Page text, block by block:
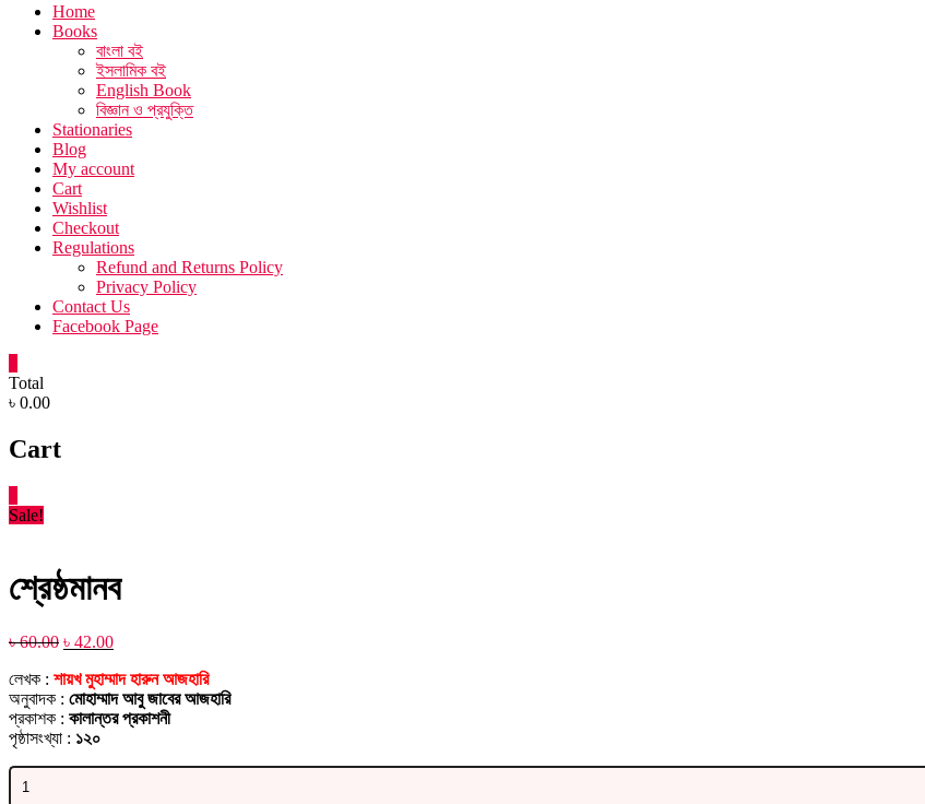
Home
Books
বাংলা বই
ইসলামিক বই
English Book
বিজ্ঞান ও প্রযুক্তি
Stationaries
Blog
My account
Cart
Wishlist
Checkout
Regulations
Refund and Returns Policy
Privacy Policy
Contact Us
Facebook Page
Total
৳ 0.00
Cart
Sale!
শ্রেষ্ঠমানব
৳60.00 Original
was:
৳ 60.00.
৳ 42.00Current
is:
৳ 42.00.
লেখক : শায়খ মুহাম্মাদ হারুন আজহারি
অনুবাদক : মোহাম্মাদ আবু জাবের আজহারি
প্রকাশক : কালান্তর প্রকাশনী
পৃষ্ঠাসংখ্যা : ১২০
শ্রেষ্ঠমানব
quantity